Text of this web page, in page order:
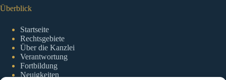
Überblick
Startseite
Rechtsgebiete
Über die Kanzlei
Verantwortung
Fortbildung
Neuigkeiten